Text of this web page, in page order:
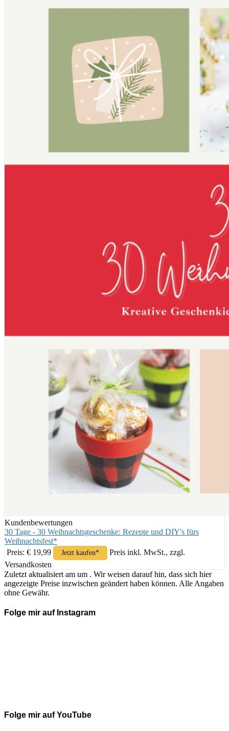
Kundenbewertungen
30 Tage - 30 Weihnachtsgeschenke: Rezepte und DIY's fürs
Weihnachtsfest*
Preis: € 19,99
Jetzt kaufen*
Preis inkl. MwSt., zzgl.
Versandkosten
Zuletzt aktualisiert am um . Wir weisen darauf hin, dass sich hier
angezeigte Preise inzwischen geändert haben können. Alle Angaben
ohne Gewähr.
Folge mir auf Instagram
Folge mir auf YouTube